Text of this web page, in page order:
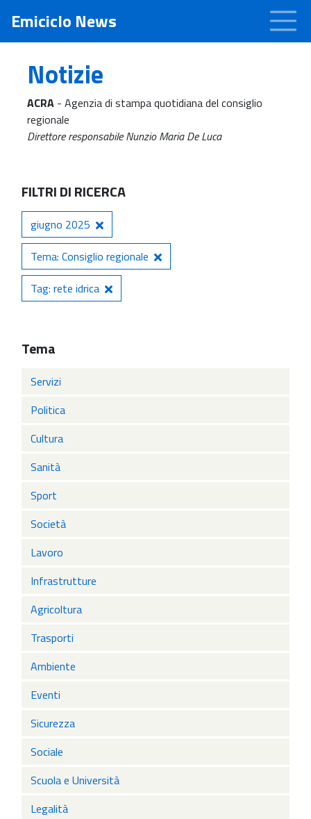
Emiciclo News
Notizie
ACRA - Agenzia di stampa quotidiana del consiglio
regionale
Direttore responsabile Nunzio Maria De Luca
FILTRI DI RICERCA
giugno 2025
Tema: Consiglio regionale
Tag: rete idrica
Tema
Servizi
Politica
Cultura
Sanità
Sport
Società
Lavoro
Infrastrutture
Agricoltura
Trasporti
Ambiente
Eventi
Sicurezza
Sociale
Scuola e Università
Legalità